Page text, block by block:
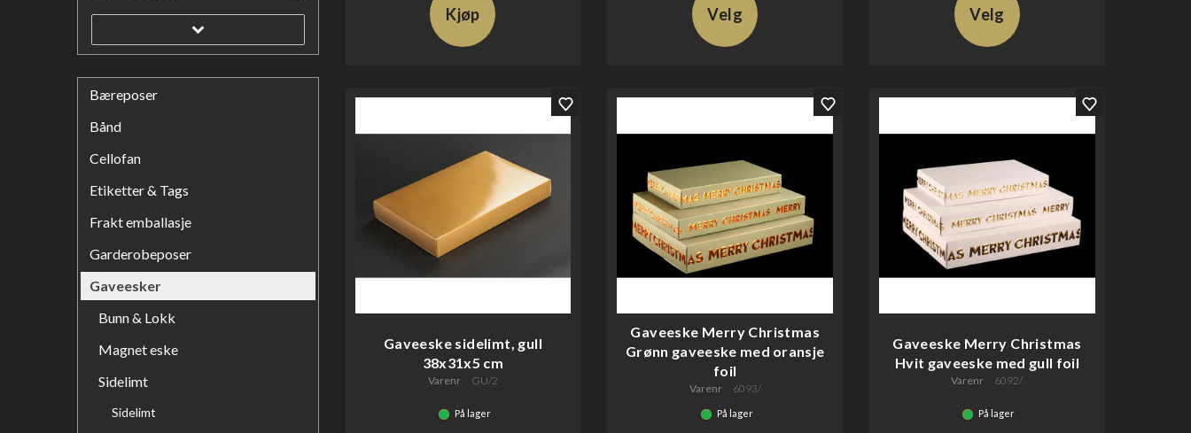
Bæreposer
Bånd
Cellofan
Etiketter & Tags
Frakt emballasje
Garderobeposer
Gaveesker
Bunn & Lokk
Magnet eske
Sidelimt
Sidelimt
Kjøp Velg Velg
Gaveeske sidelimt, gull
38x31x5 cm
Varenr GU/2
På lager
Gaveeske Merry Christmas
Grønn gaveeske med oransje
foil
Varenr 6093/
På lager
Gaveeske Merry Christmas
Hvit gaveeske med gull foil
Varenr 6092/
På lager